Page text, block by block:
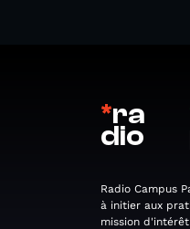
*ra
dio
Radio Campus
à initier aux
mission